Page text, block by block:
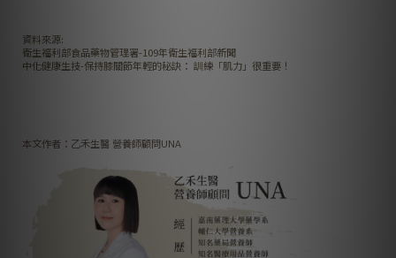
資料來源:
衛生福利部食品藥物管理署-109年衛生福利部新聞
中化健康生技-保持膝關節年輕的秘訣： 訓練「肌力」很重要！
本文作者：乙禾生醫 營養師顧問UNA